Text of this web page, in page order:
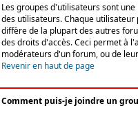
Les groupes d'utilisateurs sont
des utilisateurs. Chaque
diffère de la plupart des autres
des droits d'accès. Ceci permet à
modérateurs d'un forum, ou de
Revenir en haut de page
Comment puis-je joindre un